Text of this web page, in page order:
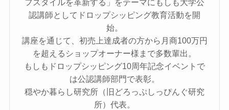
フスタイルを革新する」をテーマにもしも大学公
認講師としてドロップシッピング教育活動を開
始。
講座を通じて、初売上達成者の方から月商100万円
を超えるショップオーナー様まで多数輩出。
もしもドロップシッピング10周年記念イベントで
は公認講師部門で表彰。
穏やか暮らし研究所（旧どろっぷしっぴんぐ研究
所）代表。